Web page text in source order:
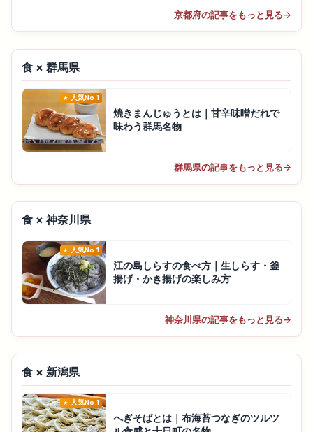
京都府の記事をもっと見る→
食 × 群馬県
人気No.1
焼きまんじゅうとは｜甘辛味噌だれで
味わう群馬名物
群馬県の記事をもっと見る→
食 × 神奈川県
人気No.1
江の島しらすの食べ方｜生しらす・釜
揚げ・かき揚げの楽しみ方
神奈川県の記事をもっと見る→
食 × 新潟県
人気No.1
へぎそばとは｜布海苔つなぎのツルツ